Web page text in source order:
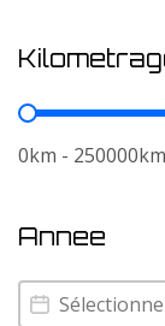
0km - 250000km
Annee
Annee
Annee